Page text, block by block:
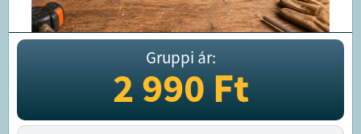
Gruppi ár:
2 990Ft